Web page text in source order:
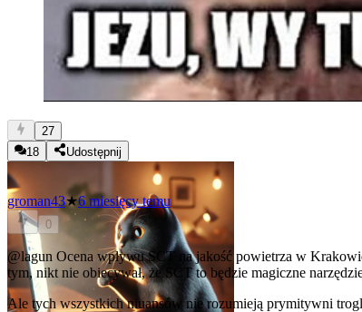
27
18
Udostępnij
groman43★6 miesięcy temu
0
@lagun Ocena wpływu SCT na jakość powietrza w
tym, nikt nie obiecywał, że SCT to będzie magiczne
Ale tych wszystkich niuansów nie rozumieją prymitywni